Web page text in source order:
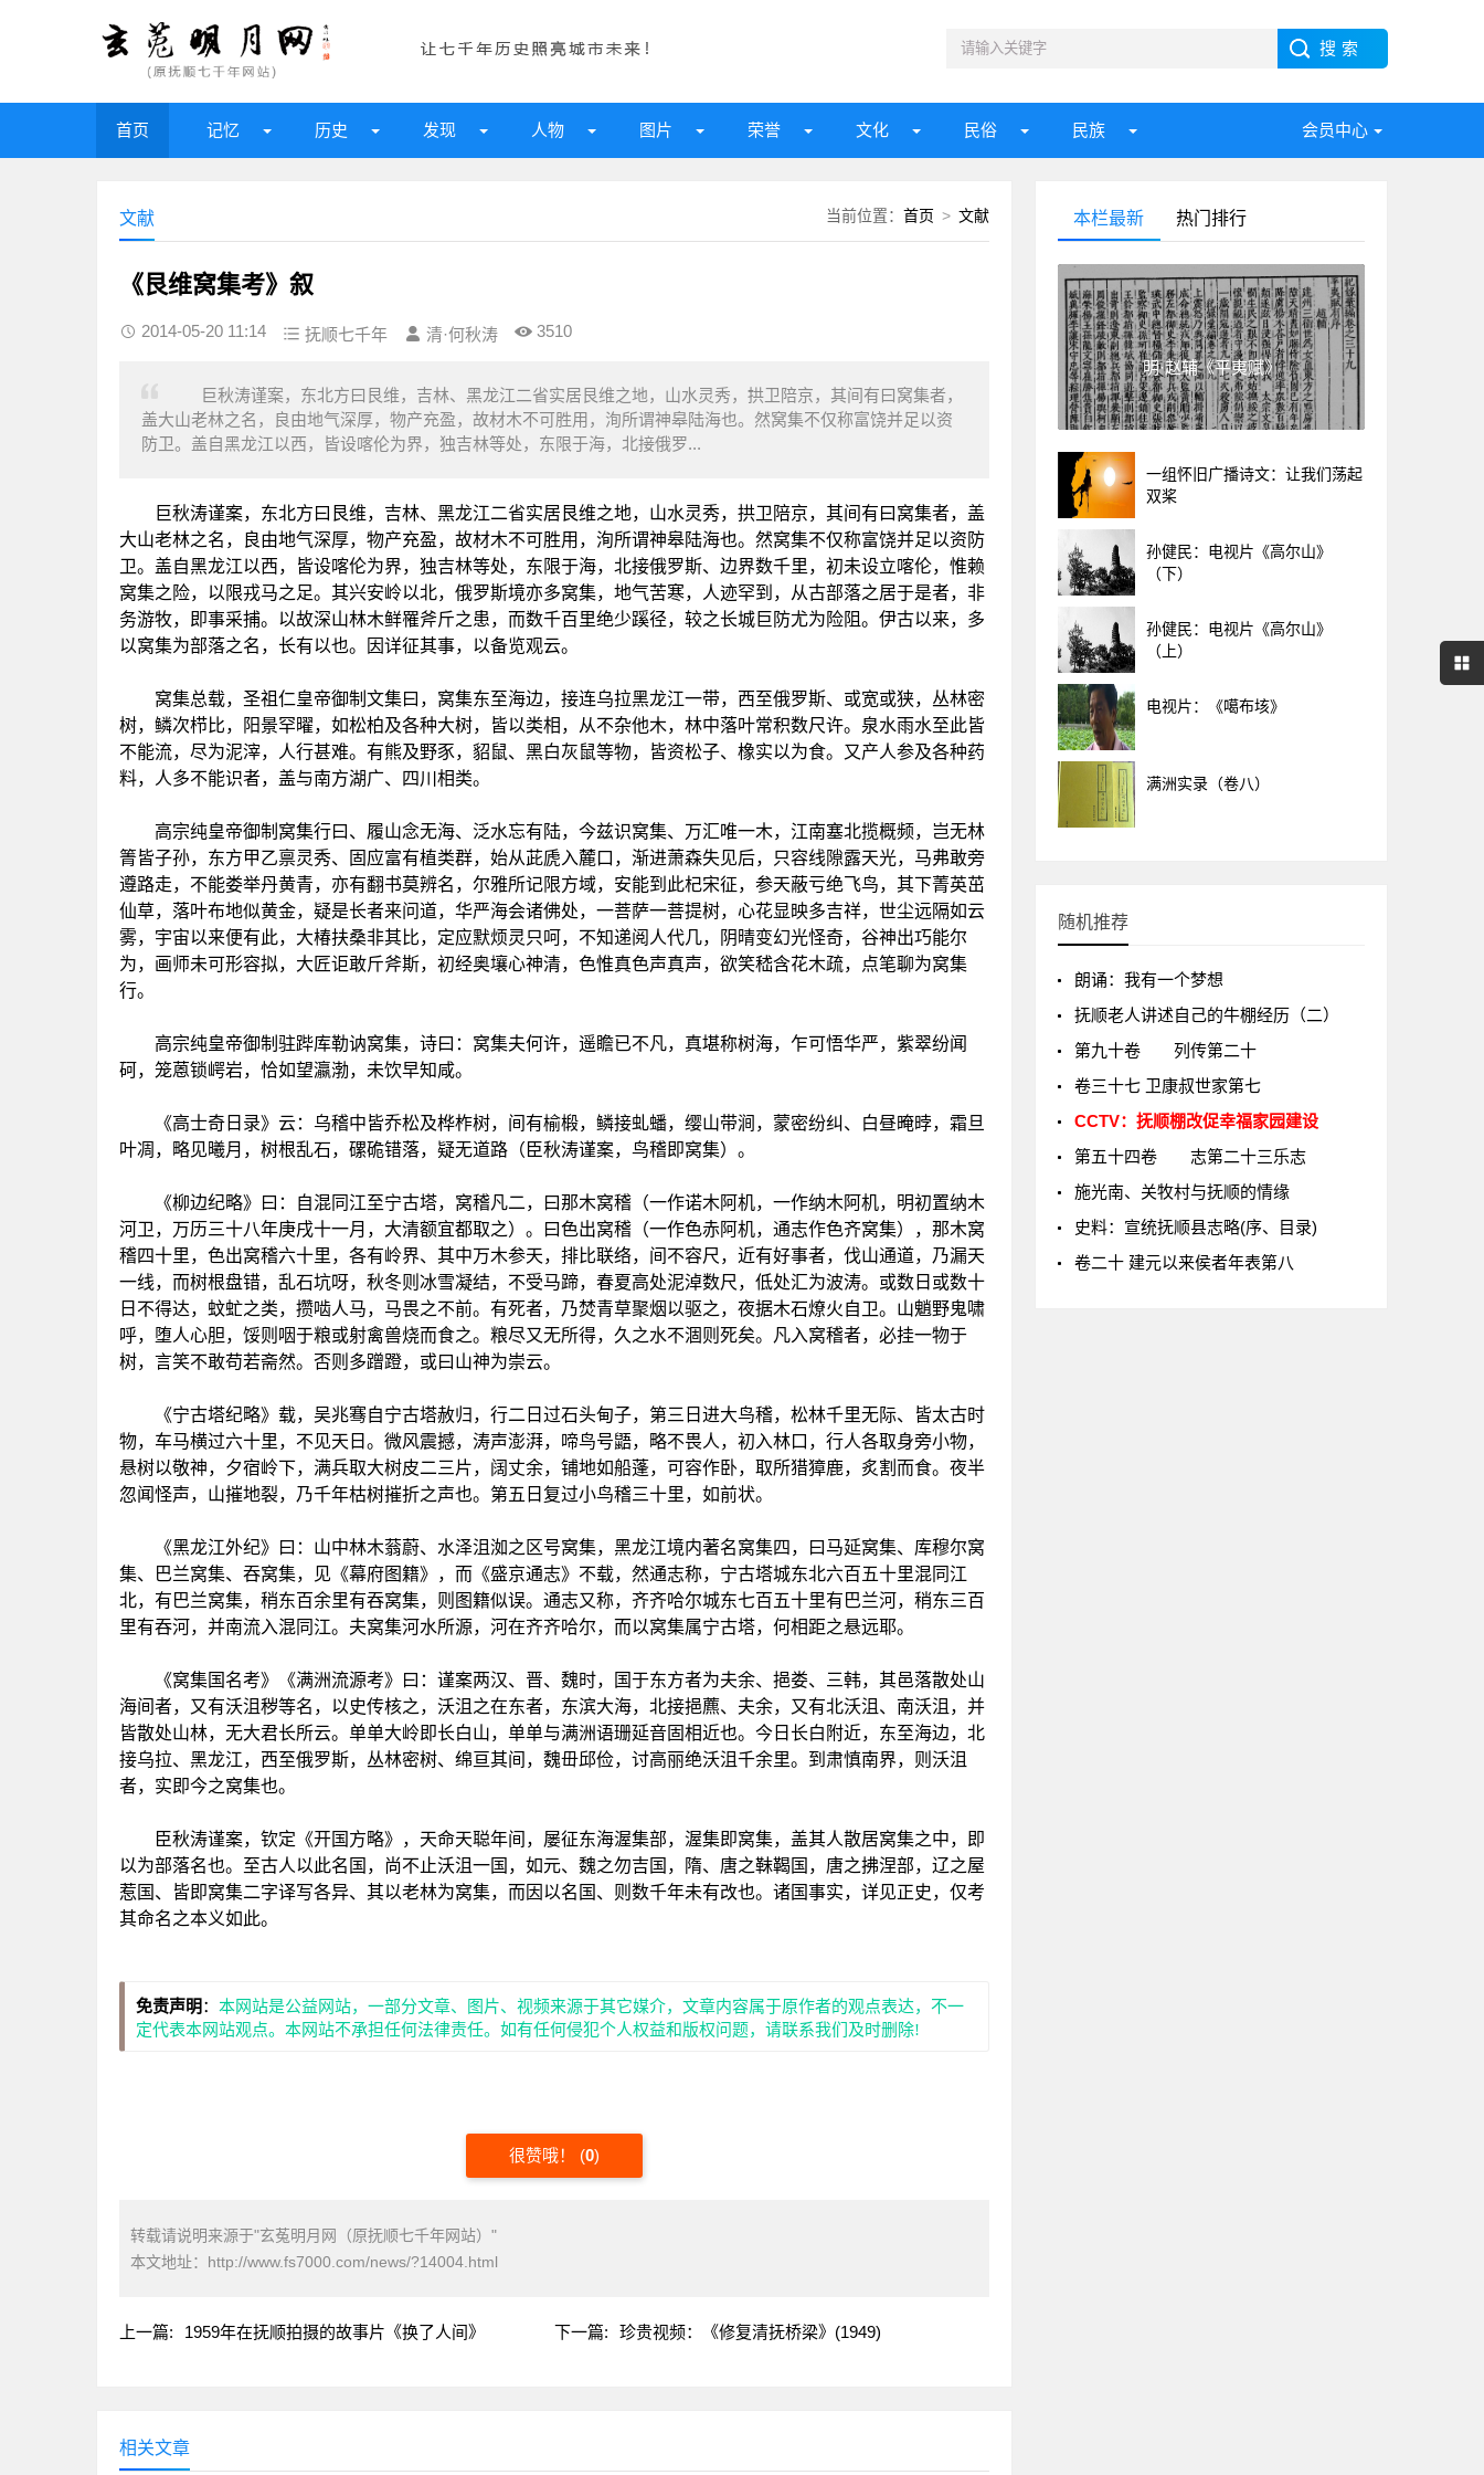
首页 记忆 历史 发现 人物 图片 荣誉 文化 民俗 民族 会员中心
当前位置： 首页 > 文献
文献
《艮维窝集考》叙
2014-05-20 11:14 抚顺七千年 清·何秋涛 3510
巨秋涛谨案，东北方曰艮维，吉林、黑龙江二省实居艮维之地，山水灵秀，拱卫陪京，其间有曰窝集者，
盖大山老林之名，良由地气深厚，物产充盈，故材木不可胜用，洵所谓神皋陆海也。然窝集不仅称富饶并足以资
防卫。盖自黑龙江以西，皆设喀伦为界，独吉林等处，东限于海，北接俄罗...
巨秋涛谨案，东北方曰艮维，吉林、黑龙江二省实居艮维之地，山水灵秀，拱卫陪京，其间有曰窝集者，盖
大山老林之名，良由地气深厚，物产充盈，故材木不可胜用，洵所谓神皋陆海也。然窝集不仅称富饶并足以资防
卫。盖自黑龙江以西，皆设喀伦为界，独吉林等处，东限于海，北接俄罗斯、边界数千里，初未设立喀伦，惟赖
窝集之险，以限戎马之足。其兴安岭以北，俄罗斯境亦多窝集，地气苦寒，人迹罕到，从古部落之居于是者，非
务游牧，即事采捕。以故深山林木鲜罹斧斤之患，而数千百里绝少蹊径，较之长城巨防尤为险阻。伊古以来，多
以窝集为部落之名，长有以也。因详征其事，以备览观云。
窝集总载，圣祖仁皇帝御制文集曰，窝集东至海边，接连乌拉黑龙江一带，西至俄罗斯、或宽或狭，丛林密
树，鳞次栉比，阳景罕曜，如松柏及各种大树，皆以类相，从不杂他木，林中落叶常积数尺许。泉水雨水至此皆
不能流，尽为泥滓，人行甚难。有熊及野豕，貂鼠、黑白灰鼠等物，皆资松子、橡实以为食。又产人参及各种药
料，人多不能识者，盖与南方湖广、四川相类。
高宗纯皇帝御制窝集行曰、履山念无海、泛水忘有陆，今兹识窝集、万汇唯一木，江南塞北揽概频，岂无林
箐皆子孙，东方甲乙禀灵秀、固应富有植类群，始从茈虒入麓口，渐进萧森失见后，只容线隙露天光，马弗敢旁
遵路走，不能娄举丹黄青，亦有翻书莫辨名，尔雅所记限方域，安能到此杞宋征，参天蔽亏绝飞鸟，其下菁英茁
仙草，落叶布地似黄金，疑是长者来问道，华严海会诸佛处，一菩萨一菩提树，心花显映多吉祥，世尘远隔如云
雾，宇宙以来便有此，大椿扶桑非其比，定应默烦灵只呵，不知递阅人代几，阴晴变幻光怪奇，谷神出巧能尔
为，画师未可形容拟，大匠讵敢斤斧斯，初经奥壤心神清，色惟真色声真声，欲笑嵇含花木疏，点笔聊为窝集
行。
高宗纯皇帝御制驻跸库勒讷窝集，诗曰：窝集夫何许，遥瞻已不凡，真堪称树海，乍可悟华严，紫翠纷闻
砢，笼蒽锁崿岩，恰如望瀛渤，未饮早知咸。
《高士奇日录》云：乌稽中皆乔松及桦柞树，间有榆椴，鳞接虬蟠，缨山带涧，蒙密纷纠、白昼晻㫲，霜旦
叶凋，略见曦月，树根乱石，磥硊错落，疑无道路（臣秋涛谨案，鸟稽即窝集）。
《柳边纪略》曰：自混同江至宁古塔，窝稽凡二，曰那木窝稽（一作诺木阿机，一作纳木阿机，明初置纳木
河卫，万历三十八年庚戌十一月，大清额宜都取之）。曰色出窝稽（一作色赤阿机，通志作色齐窝集），那木窝
稽四十里，色出窝稽六十里，各有岭界、其中万木参天，排比联络，间不容尺，近有好事者，伐山通道，乃漏天
一线，而树根盘错，乱石坑呀，秋冬则冰雪凝结，不受马蹄，春夏高处泥淖数尺，低处汇为波涛。或数日或数十
日不得达，蚊虻之类，攒啮人马，马畏之不前。有死者，乃焚青草聚烟以驱之，夜据木石燎火自卫。山魈野鬼啸
呼，堕人心胆，馁则咽于粮或射禽兽烧而食之。粮尽又无所得，久之水不涸则死矣。凡入窝稽者，必挂一物于
树，言笑不敢苟若斋然。否则多蹭蹬，或曰山神为崇云。
《宁古塔纪略》载，吴兆骞自宁古塔赦归，行二日过石头甸子，第三日进大鸟稽，松林千里无际、皆太古时
物，车马横过六十里，不见天日。微风震撼，涛声澎湃，啼鸟号鼯，略不畏人，初入林口，行人各取身旁小物，
悬树以敬神，夕宿岭下，满兵取大树皮二三片，阔丈余，铺地如船蓬，可容作卧，取所猎獐鹿，炙割而食。夜半
忽闻怪声，山摧地裂，乃千年枯树摧折之声也。第五日复过小鸟稽三十里，如前状。
《黑龙江外纪》曰：山中林木蓊蔚、水泽沮洳之区号窝集，黑龙江境内著名窝集四，曰马延窝集、库穆尔窝
集、巴兰窝集、吞窝集，见《幕府图籍》，而《盛京通志》不载，然通志称，宁古塔城东北六百五十里混同江
北，有巴兰窝集，稍东百余里有吞窝集，则图籍似误。通志又称，齐齐哈尔城东七百五十里有巴兰河，稍东三百
里有吞河，并南流入混同江。夫窝集河水所源，河在齐齐哈尔，而以窝集属宁古塔，何相距之悬远耶。
《窝集国名考》《满洲流源考》曰：谨案两汉、晋、魏时，国于东方者为夫余、挹娄、三韩，其邑落散处山
海间者，又有沃沮秽等名，以史传核之，沃沮之在东者，东滨大海，北接挹藨、夫余，又有北沃沮、南沃沮，并
皆散处山林，无大君长所云。单单大岭即长白山，单单与满洲语珊延音固相近也。今日长白附近，东至海边，北
接乌拉、黑龙江，西至俄罗斯，丛林密树、绵亘其间，魏毌邱俭，讨高丽绝沃沮千余里。到肃慎南界，则沃沮
者，实即今之窝集也。
臣秋涛谨案，钦定《开国方略》，天命天聪年间，屡征东海渥集部，渥集即窝集，盖其人散居窝集之中，即
以为部落名也。至古人以此名国，尚不止沃沮一国，如元、魏之勿吉国，隋、唐之靺鞨国，唐之拂涅部，辽之屋
惹国、皆即窝集二字译写各异、其以老林为窝集，而因以名国、则数千年未有改也。诸国事实，详见正史，仅考
其命名之本义如此。
免责声明 ： 本网站是公益网站，一部分文章、图片、视频来源于其它媒介，文章内容属于原作者的观点表达，不一
定代表本网站观点。本网站不承担任何法律责任。如有任何侵犯个人权益和版权问题，请联系我们及时删除!
很赞哦！ (0)
转载请说明来源于"玄菟明月网（原抚顺七千年网站）"
本文地址： http://www.fs7000.com/news/?14004.html
上一篇: 1959年在抚顺拍摄的故事片《换了人间》 下一篇: 珍贵视频：《修复清抚桥梁》(1949)
相关文章
本栏最新 热门排行
明·赵辅《平夷赋》
一组怀旧广播诗文：让我们荡起
双桨
孙健民：电视片《高尔山》
（下）
孙健民：电视片《高尔山》
（上）
电视片：《噶布垓》
满洲实录（卷八）
随机推荐
朗诵：我有一个梦想
抚顺老人讲述自己的牛棚经历（二）
第九十卷 列传第二十
卷三十七 卫康叔世家第七
CCTV：抚顺棚改促幸福家园建设
第五十四卷 志第二十三乐志
施光南、关牧村与抚顺的情缘
史料：宣统抚顺县志略(序、目录)
卷二十 建元以来侯者年表第八